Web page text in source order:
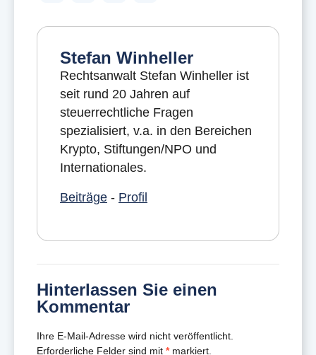
Stefan Winheller
Rechtsanwalt Stefan Winheller ist
seit rund 20 Jahren auf
steuerrechtliche Fragen
spezialisiert, v.a. in den Bereichen
Krypto, Stiftungen/NPO und
Internationales.
Beiträge - Profil
Hinterlassen Sie einen
Kommentar
Ihre E-Mail-Adresse wird nicht veröffentlicht.
Erforderliche Felder sind mit *markiert.